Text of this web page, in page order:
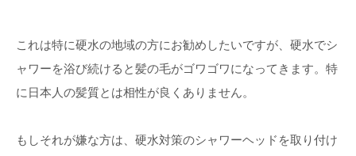
これは特に硬水の地域の方にお勧めしたいですが、硬水でシ
ャワーを浴び続けると髪の毛がゴワゴワになってきます。特
に日本人の髪質とは相性が良くありません。
もしそれが嫌な方は、硬水対策のシャワーヘッドを取り付け